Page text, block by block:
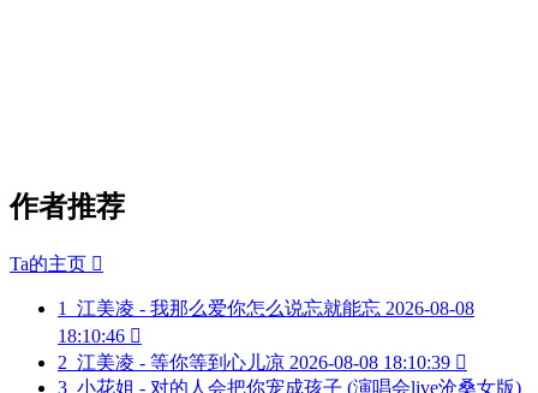
作者推荐
Ta的主页 
1 江美凌 - 我那么爱你怎么说忘就能忘 2026-08-08
18:10:46 
2 江美凌 - 等你等到心儿凉 2026-08-08 18:10:39 
3 小花姐 - 对的人会把你宠成孩子 (演唱会live沧桑女版)